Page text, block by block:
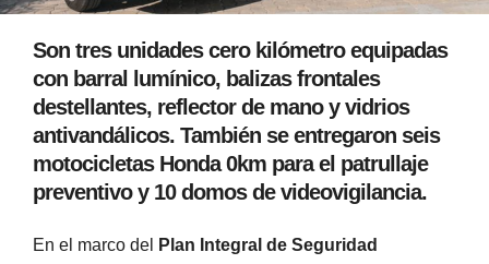
Son tres unidades cero kilómetro equipadas
con barral lumínico, balizas frontales
destellantes, reflector de mano y vidrios
antivandálicos. También se entregaron seis
motocicletas Honda 0km para el patrullaje
preventivo y 10 domos de videovigilancia.
En el marco del
Plan Integral de Seguridad